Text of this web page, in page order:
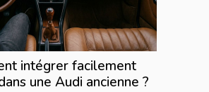
intégrer facilement
une Audi ancienne ?